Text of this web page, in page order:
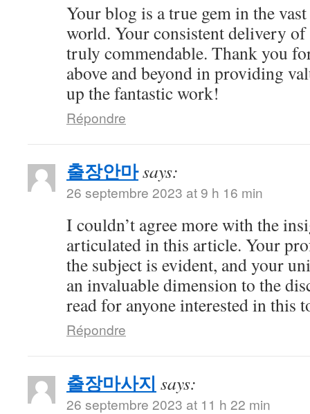
Your blog is a true gem in the
world. Your consistent delivery
truly commendable. Thank you
above and beyond in providing
up the fantastic work!
Répondre
출장안마says:
26 septembre 2023 at 9 h 16 min
I couldn’t agree more with the
articulated in this article. Your
the subject is evident, and your
an invaluable dimension to the
read for anyone interested in this
Répondre
출장마사지 says:
26 septembre 2023 at 11 h 22 min